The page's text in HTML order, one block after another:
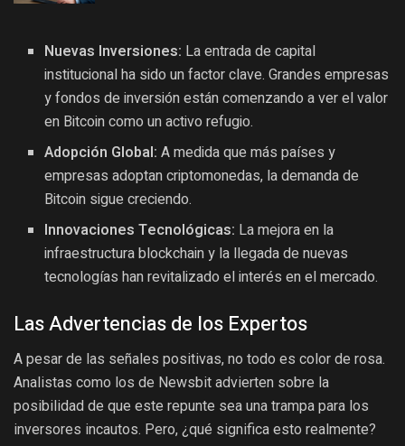
Nuevas Inversiones: La entrada de capital
institucional ha sido un factor clave. Grandes empresas
y fondos de inversión están comenzando a ver el valor
en Bitcoin como un activo refugio.
Adopción Global: A medida que más países y
empresas adoptan criptomonedas, la demanda de
Bitcoin sigue creciendo.
Innovaciones Tecnológicas: La mejora en la
infraestructura blockchain y la llegada de nuevas
tecnologías han revitalizado el interés en el mercado.
Las Advertencias de los Expertos
A pesar de las señales positivas, no todo es color de rosa.
Analistas como los de Newsbit advierten sobre la
posibilidad de que este repunte sea una trampa para los
inversores incautos. Pero, ¿qué significa esto realmente?